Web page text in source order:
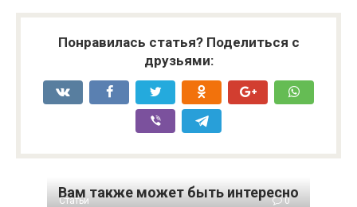
Понравилась статья? Поделиться с
друзьями:
Вам также может быть интересно
Статьи 0